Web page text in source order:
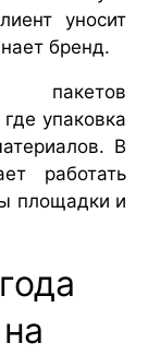
уносит
бренд.
пакетов
упаковка
В
работать
площадки и